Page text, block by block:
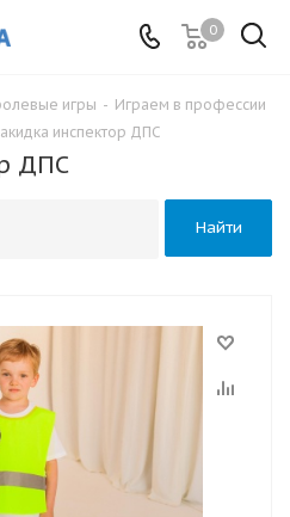
0
игры - Играем в профессии
инспектор ДПС
ДПС
Найти